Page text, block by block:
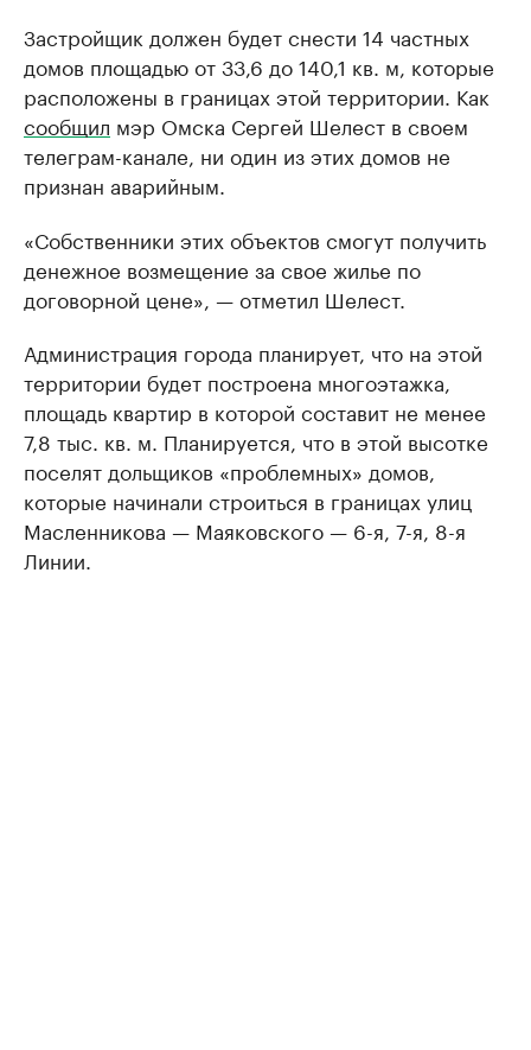
Застройщик должен будет снести 14 частных
домов площадью от 33,6 до 140,1 кв. м, которые
расположены в границах этой территории. Как
сообщил мэр Омска Сергей Шелест в своем
телеграм-канале, ни один из этих домов не
признан аварийным.
«Собственники этих объектов смогут получить
денежное возмещение за свое жилье по
договорной цене», — отметил Шелест.
Администрация города планирует, что на этой
территории будет построена многоэтажка,
площадь квартир в которой составит не менее
7,8 тыс. кв. м. Планируется, что в этой высотке
поселят дольщиков «проблемных» домов,
которые начинали строиться в границах улиц
Масленникова — Маяковского — 6-я, 7-я, 8-я
Линии.